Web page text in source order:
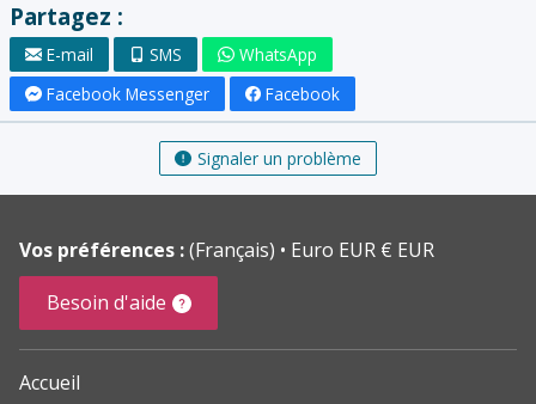
Partagez :
E-mail SMS
WhatsApp
Facebook Messenger
Facebook
Signaler un problème
Vos préférences :(Français)
Euro EUR € EUR
Besoin d'aide
Accueil